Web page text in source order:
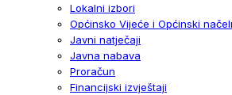
Lokalni izbori
Općinsko Vijeće i Općinski
Javni natječaji
Javna nabava
Proračun
Financijski izvještaji